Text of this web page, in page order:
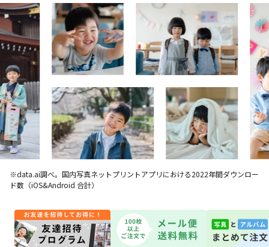
※data.ai調べ。国内写真ネットプリントアプリにおける2022年間ダウンロー
ド数（iOS&Android 合計）